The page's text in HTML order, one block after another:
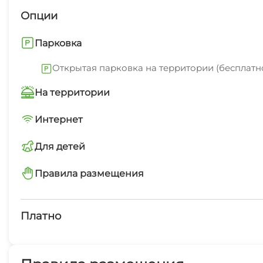
Опции
Парковка
Открытая парковка на территории
На территории
Трансфер платно
Детская площадка
Семейные номера
Интернет
Wi-Fi интернет в каждом номере
Для детей
детский бассейн
Правила размещения
запрещено курить в помещениях
Платно